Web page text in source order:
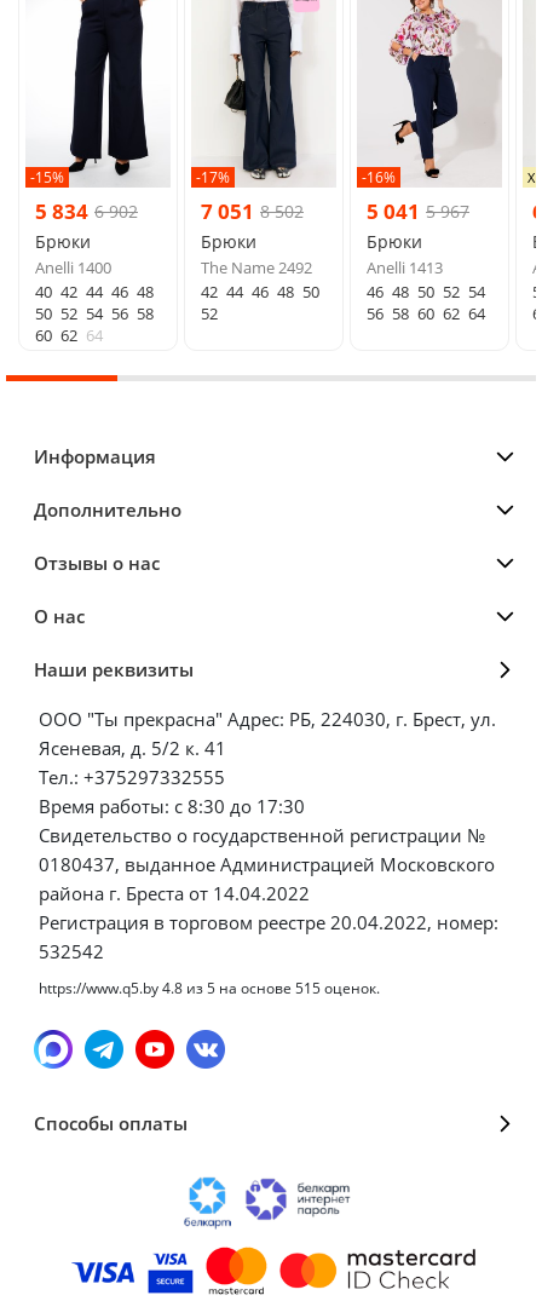
-15%
5 834 6 902
Брюки
Anelli 1400
40 42 44 46 48
50 52 54 56 58
60 62 64
-17%
7 051 8 502
Брюки
The Name 2492
42 44 46 48 50
52
-16%
5 041 5 967
Брюки
Anelli 1413
46 48 50 52 54
56 58 60 62 64
Информация
Дополнительно
Отзывы о нас
О нас
Наши реквизиты
ООО "Ты прекрасна" Адрес: РБ, 224030, г. Брест, ул.
Ясеневая, д. 5/2 к. 41
Тел.: +375297332555
Время работы: с 8:30 до 17:30
Свидетельство о государственной регистрации №
0180437, выданное Администрацией Московского
района г. Бреста от 14.04.2022
Регистрация в торговом реестре 20.04.2022, номер:
532542
https://www.q5.by4.8 из5 на основе 515оценок.
Способы оплаты